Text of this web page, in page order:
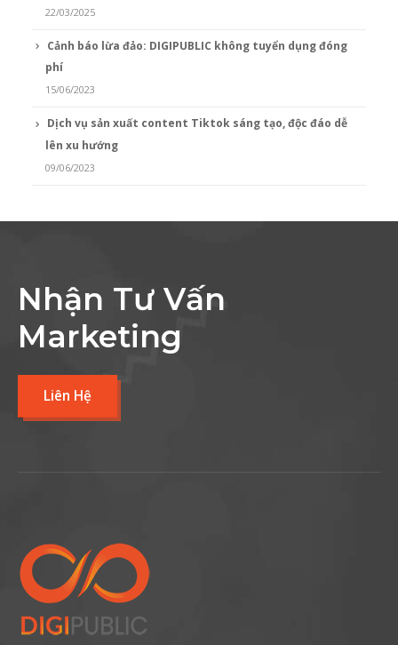
22/03/2025
Cảnh báo lừa đảo: DIGIPUBLIC không tuyển dụng đóng
phí
15/06/2023
Dịch vụ sản xuất content Tiktok sáng tạo, độc đáo dễ
lên xu hướng
09/06/2023
Nhận Tư Vấn
Marketing
Liên Hệ